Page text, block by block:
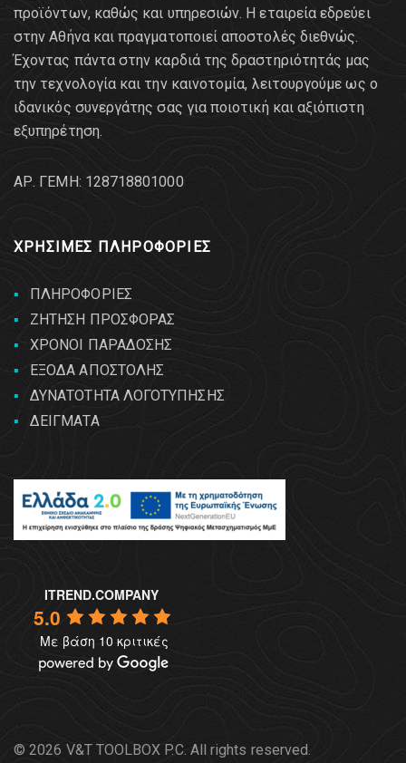
προϊόντων, καθώς και υπηρεσιών. Η εταιρεία εδρεύει
στην Αθήνα και πραγματοποιεί αποστολές διεθνώς.
Έχοντας πάντα στην καρδιά της δραστηριότητάς μας
την τεχνολογία και την καινοτομία, λειτουργούμε ως ο
ιδανικός συνεργάτης σας για ποιοτική και αξιόπιστη
εξυπηρέτηση.
AΡ. ΓΕΜΗ: 128718801000
ΧΡΗΣΙΜΕΣ ΠΛΗΡΟΦΟΡΙΕΣ
ΠΛΗΡΟΦΟΡΙΕΣ
ΖΗΤΗΣΗ ΠΡΟΣΦΟΡΑΣ
ΧΡΟΝΟΙ ΠΑΡΑΔΟΣΗΣ
ΕΞΟΔΑ ΑΠΟΣΤΟΛΗΣ
ΔΥΝΑΤΟΤΗΤΑ ΛΟΓΟΤΥΠΗΣΗΣ
ΔΕΙΓΜΑΤΑ
ITREND.COMPANY
5.0
Με βάση 10 κριτικές
© 2026 V&T TOOLBOX P.C. All rights reserved.